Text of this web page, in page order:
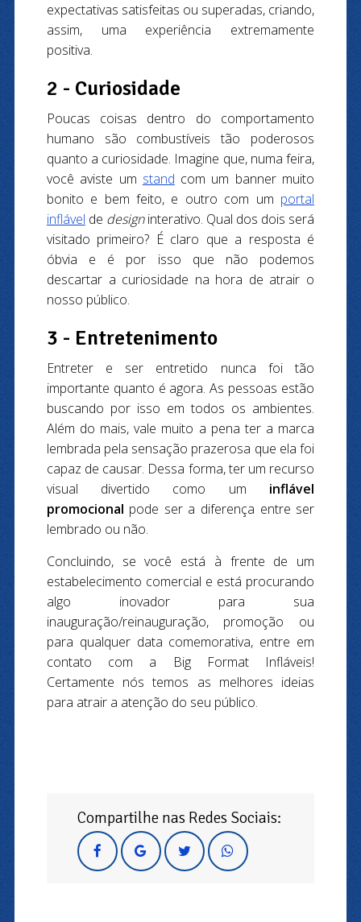
expectativas satisfeitas ou superadas, criando,
assim, uma experiência extremamente
positiva.
2 - Curiosidade
Poucas coisas dentro do comportamento
humano são combustíveis tão poderosos
quanto a curiosidade. Imagine que, numa feira,
você aviste um stand com um banner muito
bonito e bem feito, e outro com um portal
inflável de designinterativo. Qual dos dois será
visitado primeiro? É claro que a resposta é
óbvia e é por isso que não podemos
descartar a curiosidade na hora de atrair o
nosso público.
3 - Entretenimento
Entreter e ser entretido nunca foi tão
importante quanto é agora. As pessoas estão
buscando por isso em todos os ambientes.
Além do mais, vale muito a pena ter a marca
lembrada pela sensação prazerosa que ela foi
capaz de causar. Dessa forma, ter um recurso
visual divertido como um inflável
promocional pode ser a diferença entre ser
lembrado ou não.
Concluindo, se você está à frente de um
estabelecimento comercial e está procurando
algo inovador para sua
inauguração/reinauguração, promoção ou
para qualquer data comemorativa, entre em
contato com a Big Format Infláveis!
Certamente nós temos as melhores ideias
para atrair a atenção do seu público.
Compartilhe nas Redes Sociais: